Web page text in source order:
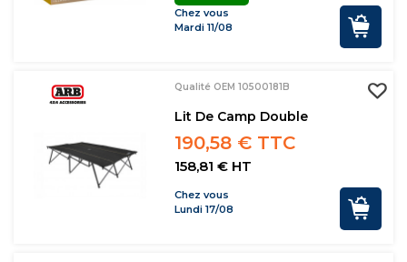
Chez vous
Mardi 11/08
Qualité OEM 10500181B
Lit De Camp Double
190,58 € TTC
158,81 € HT
Chez vous
Lundi 17/08